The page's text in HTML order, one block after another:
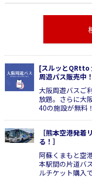
[スルッとQRtto
周遊パス販売中
大阪周遊バスご
放題。さらに大
40の施設が無料！
［熊本空港発
る！］
阿蘇くまもと空
本駅間の片道バ
ルチケット購入